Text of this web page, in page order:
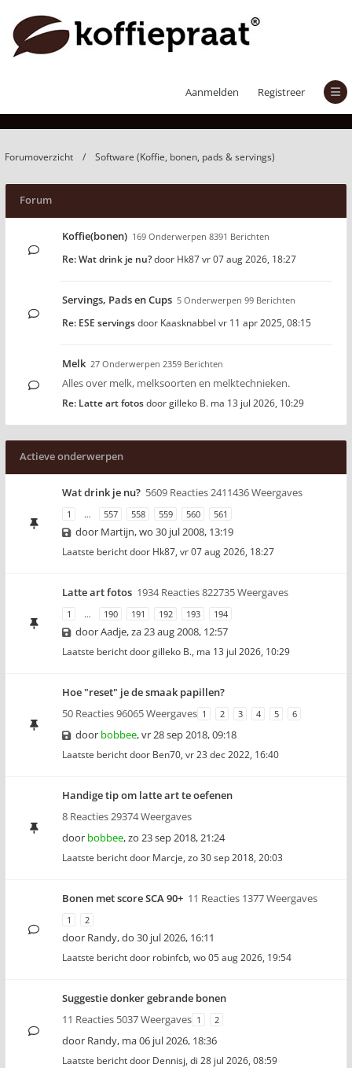
Aanmelden Registreer
Software (Koffie, bonen, pads & servings)
Forumoverzicht Software (Koffie, bonen, pads & servings)
Forum
Koffie(bonen) 169 Onderwerpen 8391 Berichten
Re: Wat drink je nu?door Hk87vr 07 aug 2026, 18:27
Servings, Pads en Cups 5 Onderwerpen 99 Berichten
Re: ESE servingsdoor Kaasknabbel vr 11 apr 2025, 08:15
Melk 27 Onderwerpen 2359 Berichten
Alles over melk, melksoorten en melktechnieken.
Re: Latte art fotosdoorgilleko B. ma 13 jul 2026, 10:29
Actieve onderwerpen
Wat drink je nu? 5609 Reacties 2411436 Weergaves
1 … 557 558 559 560 561
door Martijn,wo 30 jul 2008, 13:19
Laatste bericht door Hk87, vr 07 aug 2026, 18:27
Latte art fotos 1934 Reacties 822735 Weergaves
1 … 190 191 192 193 194
doorAadje,za 23 aug 2008, 12:57
Laatste bericht doorgilleko B., ma 13 jul 2026, 10:29
Hoe "reset" je de smaak papillen?
50 Reacties 96065 Weergaves 1 2 3 4 5 6
door bobbee,vr 28 sep 2018, 09:18
Laatste bericht door Ben70, vr 23 dec 2022, 16:40
Handige tip om latte art te oefenen
8 Reacties 29374 Weergaves
door bobbee,zo 23 sep 2018, 21:24
Laatste bericht door Marcje, zo 30 sep 2018, 20:03
Bonen met score SCA 90+ 11 Reacties 1377 Weergaves
1 2
door Randy,do 30 jul 2026, 16:11
Laatste bericht door robinfcb, wo 05 aug 2026, 19:54
Suggestie donker gebrande bonen
11 Reacties 5037 Weergaves 1 2
door Randy, ma 06 jul 2026, 18:36
Laatste bericht door Dennisj, di 28 jul 2026, 08:59